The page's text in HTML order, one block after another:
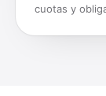
cuotas y